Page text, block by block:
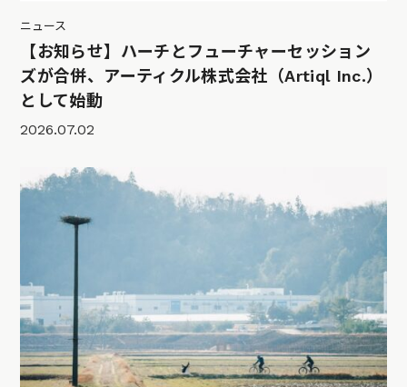
ニュース
【お知らせ】ハーチとフューチャーセッション
ズが合併、アーティクル株式会社（Artiql Inc.）
として始動
2026.07.02